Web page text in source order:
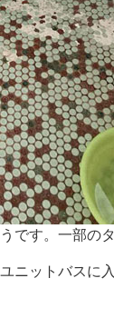
です。一部の
ニットバスに